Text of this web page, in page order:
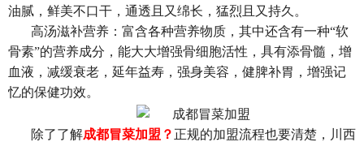
油腻，鲜美不口干，通透且又绵长，猛烈且又持久。
高汤滋补营养：富含各种营养物质，其中还含有一种“软
骨素”的营养成分，能大大增强骨细胞活性，具有添骨髓，增
血液，减缓衰老，延年益寿，强身美容，健脾补胃，增强记
忆的保健功效。
除了了解成都冒菜加盟？ 正规的加盟流程也要清楚，川西